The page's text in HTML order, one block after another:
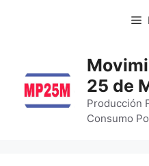
25 de
Producción
Consumo